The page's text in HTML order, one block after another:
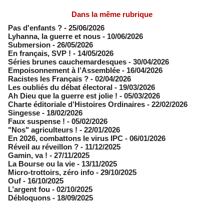
Dans la même rubrique
Pas d'enfants ? - 25/06/2026
​Lyhanna, la guerre et nous - 10/06/2026
Submersion - 26/05/2026
En français, SVP ! - 14/05/2026
​Séries brunes cauchemardesques - 30/04/2026
Empoisonnement à l’Assemblée­ - 16/04/2026
Racistes les Français ? - 02/04/2026
​Les oubliés du débat électoral - 19/03/2026
Ah Dieu que la guerre est jolie ! - 05/03/2026
Charte éditoriale d’Histoires Ordinaires - 22/02/2026
Singesse - 18/02/2026
Faux suspense ! - 05/02/2026
"Nos" agriculteurs ! - 22/01/2026
En 2026, combattons le virus IPC - 06/01/2026
Réveil au réveillon ? - 11/12/2025
Gamin, va ! - 27/11/2025
​La Bourse ou la vie - 13/11/2025
Micro-trottoirs, zéro info - 29/10/2025
Ouf - 16/10/2025
L’argent fou - 02/10/2025
Débloquons - 18/09/2025